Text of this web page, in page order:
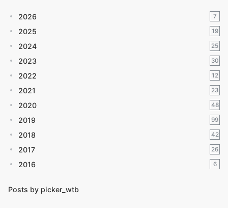
2026 7
2025 19
2024 25
2023 30
2022 12
2021 23
2020 48
2019 99
2018 42
2017 26
2016 6
Posts by picker_wtb